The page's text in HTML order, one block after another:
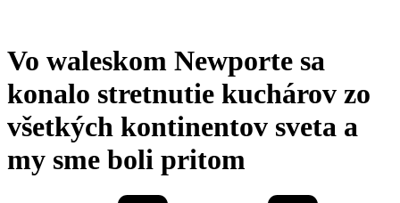
Vo waleskom Newporte sa
konalo stretnutie kuchárov zo
všetkých kontinentov sveta a
my sme boli pritom